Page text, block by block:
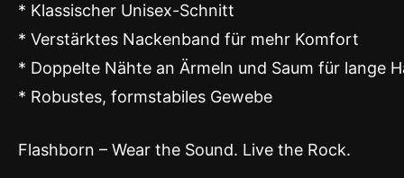
* Klassischer Unisex-Schnitt
* Verstärktes Nackenband für mehr Komfort
* Doppelte Nähte an Ärmeln und Saum für lange
* Robustes, formstabiles Gewebe
Flashborn – Wear the Sound. Live the Rock.